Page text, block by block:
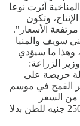
أثرت نوعا
وتكون
الأسعار".
سويف والمنيا
وهذا ما سيؤدي
الزراعة:
حريصة على
القمح في موسم
أعلى من السعر
العالمي، ورفعنا أسعار توريد قصب السكر إلى 2500 جنيه للطن بدلا